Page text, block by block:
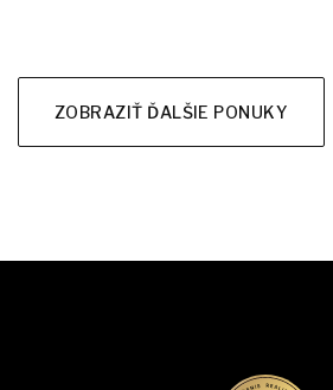
ZOBRAZIŤ ĎALŠIE PONUKY